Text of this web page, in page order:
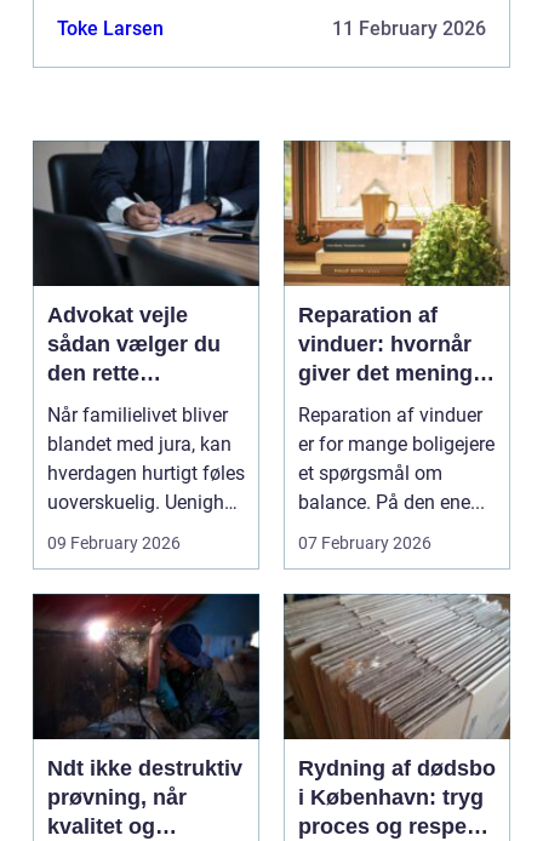
let tapas, varierer fra arrangement til arran...
Toke Larsen 11 February 2026
Advokat vejle
sådan vælger du
den rette
familieretsadvokat
Når familielivet bliver
blandet med jura, kan
hverdagen hurtigt føles
uoverskuelig. Uenighed
om børn...
09 February 2026
Reparation af
vinduer: hvornår
giver det mening,
og hvad skal du
vælge?
Reparation af vinduer
er for mange boligejere
et spørgsmål om
balance. På den ene...
07 February 2026
Ndt ikke destruktiv
prøvning, når
kvalitet og
Rydning af dødsbo
i København: tryg
proces og respekt